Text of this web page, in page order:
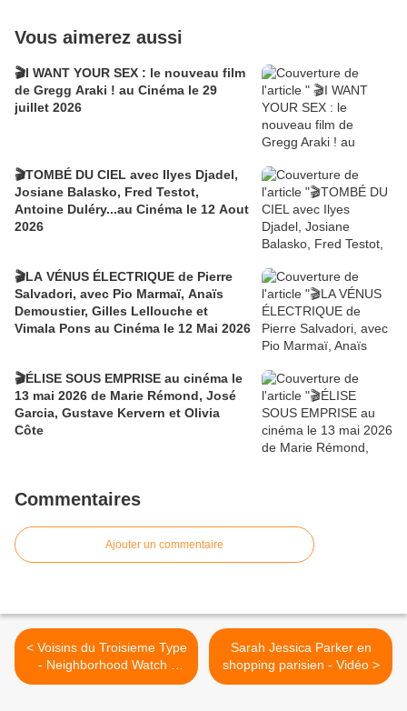
Vous aimerez aussi
🎬I WANT YOUR SEX : le nouveau film
de Gregg Araki ! au Cinéma le 29
juillet 2026
🎬TOMBÉ DU CIEL avec Ilyes Djadel,
Josiane Balasko, Fred Testot,
Antoine Duléry...au Cinéma le 12 Aout
2026
🎬LA VÉNUS ÉLECTRIQUE de Pierre
Salvadori, avec Pio Marmaï, Anaïs
Demoustier, Gilles Lellouche et
Vimala Pons au Cinéma le 12 Mai 2026
🎬ÉLISE SOUS EMPRISE au cinéma le
13 mai 2026 de Marie Rémond, José
Garcia, Gustave Kervern et Olivia
Côte
Commentaires
Ajouter un commentaire
< Voisins du Troisieme Type
- Neighborhood Watch -
Ben Stiller, Vince Vaughn
Sarah Jessica Parker en
shopping parisien - Vidéo >